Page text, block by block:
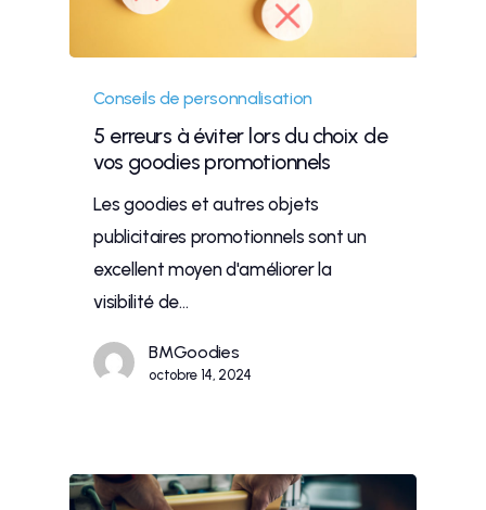
Conseils de personnalisation
5 erreurs à éviter lors du choix de
vos goodies promotionnels
Les goodies et autres objets
publicitaires promotionnels sont un
excellent moyen d'améliorer la
visibilité de…
BMGoodies
octobre 14, 2024